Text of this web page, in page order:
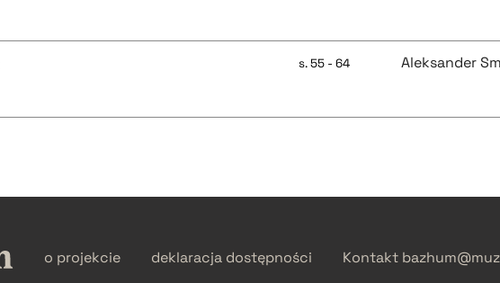
s. 55 - 64 Aleksander
o projekcie deklaracja dostępności Kontakt